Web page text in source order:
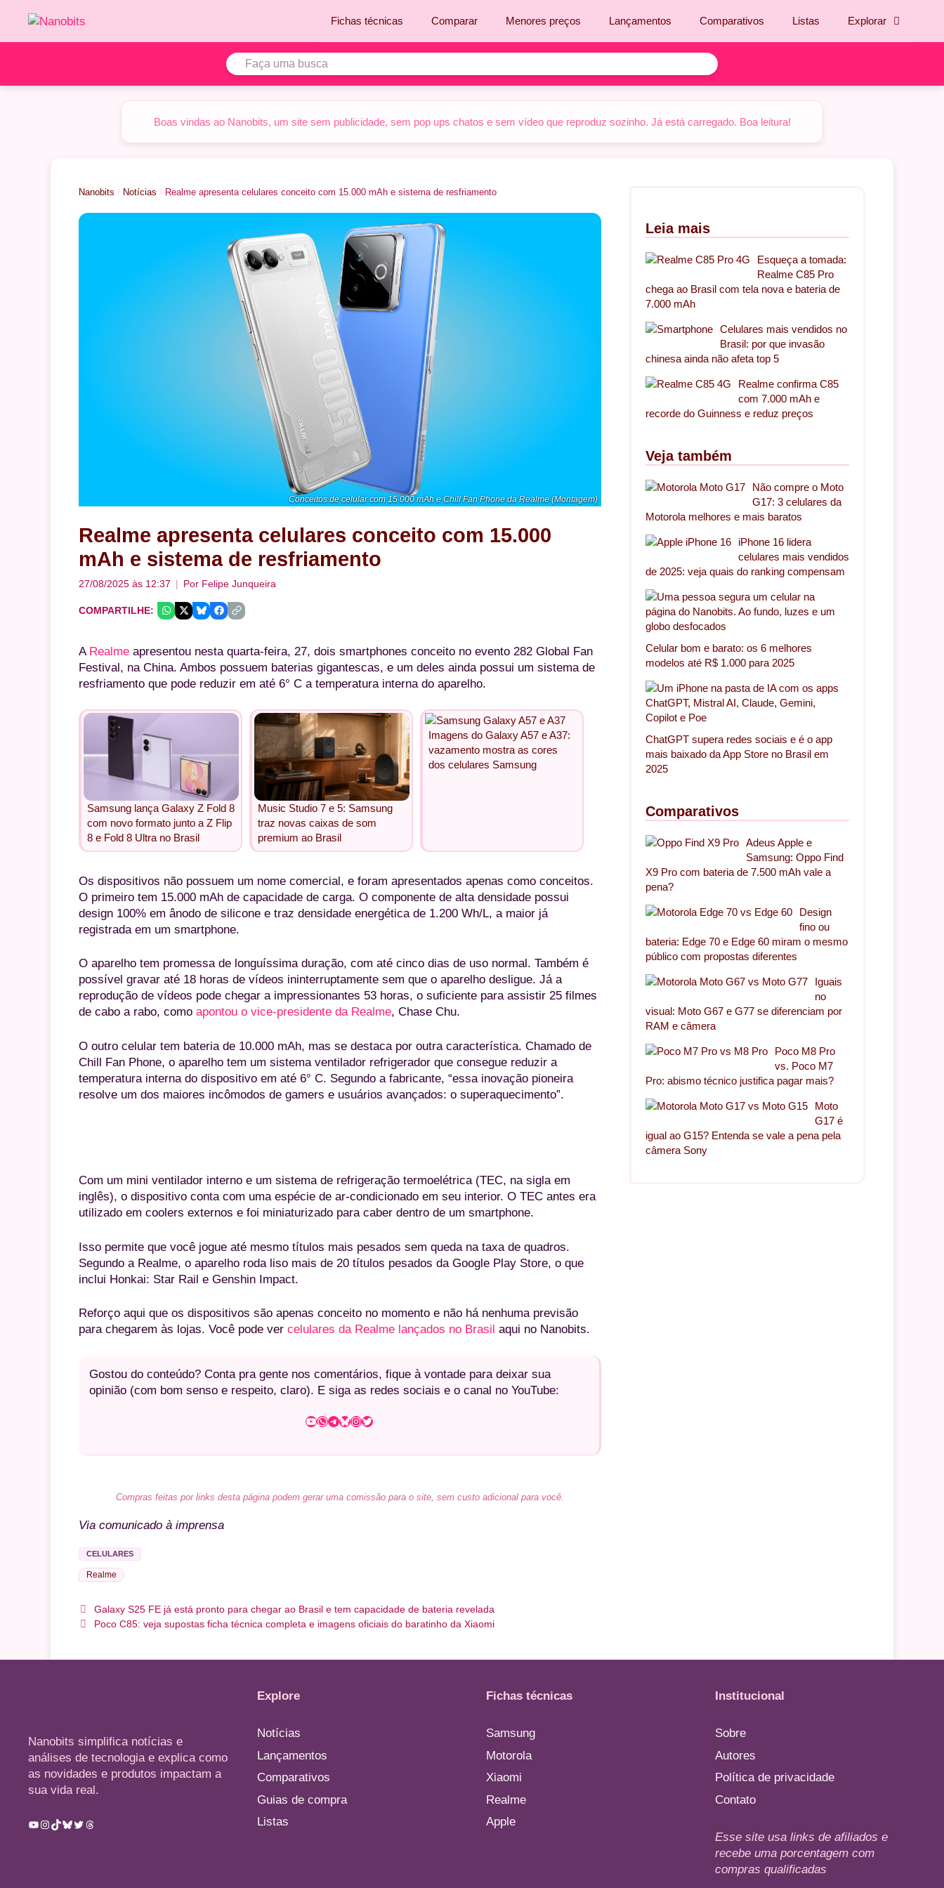
o
Fichas técnicas Comparar Menores preços Lançamentos Comparativos Listas Explorar
Boas vindas ao Nanobits, um site sem publicidade, sem pop ups chatos e sem vídeo que reproduz sozinho. Já está carregado. Boa leitura!
Nanobits / Notícias / Realme apresenta celulares conceito com 15.000 mAh e sistema de resfriamento
Conceitos de celular com 15.000 mAh e Chill Fan Phone da Realme (Montagem)
Realme apresenta celulares conceito com 15.000
mAh e sistema de resfriamento
27/08/2025 às 12:37 Por Felipe Junqueira
COMPARTILHE:
A Realme apresentou nesta quarta-feira, 27, dois smartphones conceito no evento 282 Global Fan
Festival, na China. Ambos possuem baterias gigantescas, e um deles ainda possui um sistema de
resfriamento que pode reduzir em até 6° C a temperatura interna do aparelho.
Samsung lança Galaxy Z Fold 8
com novo formato junto a Z Flip
8 e Fold 8 Ultra no Brasil
Music Studio 7 e 5: Samsung
traz novas caixas de som
premium ao Brasil
Imagens do Galaxy A57 e A37:
vazamento mostra as cores
dos celulares Samsung
Os dispositivos não possuem um nome comercial, e foram apresentados apenas como conceitos.
O primeiro tem 15.000 mAh de capacidade de carga. O componente de alta densidade possui
design 100% em ânodo de silicone e traz densidade energética de 1.200 Wh/L, a maior já
registrada em um smartphone.
O aparelho tem promessa de longuíssima duração, com até cinco dias de uso normal. Também é
possível gravar até 18 horas de vídeos ininterruptamente sem que o aparelho desligue. Já a
reprodução de vídeos pode chegar a impressionantes 53 horas, o suficiente para assistir 25 filmes
de cabo a rabo, como apontou o vice-presidente da Realme, Chase Chu.
O outro celular tem bateria de 10.000 mAh, mas se destaca por outra característica. Chamado de
Chill Fan Phone, o aparelho tem um sistema ventilador refrigerador que consegue reduzir a
temperatura interna do dispositivo em até 6° C. Segundo a fabricante, “essa inovação pioneira
resolve um dos maiores incômodos de gamers e usuários avançados: o superaquecimento”.
Realme Chill Fan Phone tem
Com um mini ventilador interno e um sistema de refrigeração termoelétrica (TEC, na sigla em
inglês), o dispositivo conta com uma espécie de ar-condicionado em seu interior. O TEC antes era
utilizado em coolers externos e foi miniaturizado para caber dentro de um smartphone.
Isso permite que você jogue até mesmo títulos mais pesados sem queda na taxa de quadros.
Segundo a Realme, o aparelho roda liso mais de 20 títulos pesados da Google Play Store, o que
inclui Honkai: Star Rail e Genshin Impact.
Reforço aqui que os dispositivos são apenas conceito no momento e não há nenhuma previsão
para chegarem às lojas. Você pode ver celulares da Realme lançados no Brasil aqui no Nanobits.
Gostou do conteúdo? Conta pra gente nos comentários, fique à vontade para deixar sua
opinião (com bom senso e respeito, claro). E siga as redes sociais e o canal no YouTube:
Youtube WhatsApp TelegramBluesky InstagramTwitter
Compras feitas por links desta página podem gerar uma comissão para o site, sem custo adicional para você.
Via comunicado à imprensa
CELULARES
Realme
Galaxy S25 FE já está pronto para chegar ao Brasil e tem capacidade de bateria revelada
Poco C85: veja supostas ficha técnica completa e imagens oficiais do baratinho da Xiaomi
Leia mais
Esqueça a tomada:
Realme C85 Pro
chega ao Brasil com tela nova e bateria de
7.000 mAh
Celulares mais vendidos no
Brasil: por que invasão
chinesa ainda não afeta top 5
Realme confirma C85
com 7.000 mAh e
recorde do Guinness e reduz preços
Veja também
Não compre o Moto
G17: 3 celulares da
Motorola melhores e mais baratos
iPhone 16 lidera
celulares mais vendidos
de 2025: veja quais do ranking compensam
Celular bom e barato: os 6 melhores
modelos até R$ 1.000 para 2025
ChatGPT supera redes sociais e é o app
mais baixado da App Store no Brasil em
2025
Comparativos
Adeus Apple e
Samsung: Oppo Find
X9 Pro com bateria de 7.500 mAh vale a
pena?
Design
fino ou
bateria: Edge 70 e Edge 60 miram o mesmo
público com propostas diferentes
Iguais
no
visual: Moto G67 e G77 se diferenciam por
RAM e câmera
Poco M8 Pro
vs. Poco M7
Pro: abismo técnico justifica pagar mais?
Moto
G17 é
igual ao G15? Entenda se vale a pena pela
câmera Sony
Nanobits simplifica notícias e
análises de tecnologia e explica como
as novidades e produtos impactam a
sua vida real.
Youtube
Instagram
TikTok
Bluesky
TwitterThreads
Explore
Notícias
Lançamentos
Comparativos
Guias de compra
Listas
Fichas técnicas
Samsung
Motorola
Xiaomi
Realme
Apple
Institucional
Sobre
Autores
Política de privacidade
Contato
Esse site usa links de afiliados e
recebe uma porcentagem com
compras qualificadas